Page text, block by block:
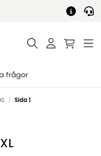
frågor
/ Sida 1